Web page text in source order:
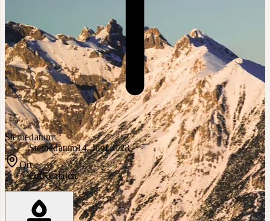
Sterbedatum
Sterbedatum14. Juni 2023
Ort
OrtKematen